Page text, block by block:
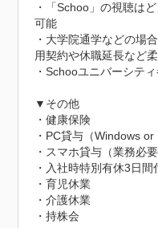
・「Schoo」の視聴は
可能
・大学院通学などの場
用契約や休職延長など
・Schooユニバーシテ
▼その他
・健康保険
・PC貸与（Windows or
・スマホ貸与（業務必
・入社時特別有休3日間
・育児休業
・介護休業
・持株会